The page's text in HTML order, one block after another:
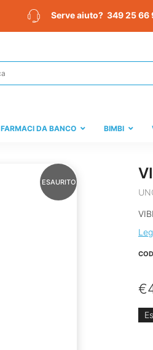
Serve aiuto? 349 25 66
FARMACI DA BANCO BIMBI
ESAURITO
€